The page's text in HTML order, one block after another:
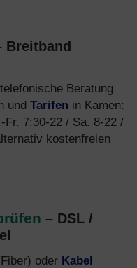
Breitband
Beratung
und Tarifen in Kamen:
Fr. 7:30-22 / Sa. 8-22 /
kostenfreien
– DSL /
oder Kabel